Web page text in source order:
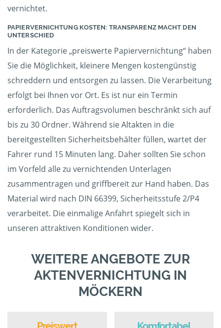
vernichtet.
PAPIERVERNICHTUNG KOSTEN: TRANSPARENZ MACHT DEN
UNTERSCHIED
In der Kategorie „preiswerte Papiervernichtung“ haben
Sie die Möglichkeit, kleinere Mengen kostengünstig
schreddern und entsorgen zu lassen. Die Verarbeitung
erfolgt bei Ihnen vor Ort. Es ist nur ein Termin
erforderlich. Das Auftragsvolumen beschränkt sich auf
bis zu 30 Ordner. Während sie Altakten in die
bereitgestellten Sicherheitsbehälter füllen, wartet der
Fahrer rund 15 Minuten lang. Daher sollten Sie schon
im Vorfeld alle zu vernichtenden Unterlagen
zusammentragen und griffbereit zur Hand haben. Das
Material wird nach DIN 66399, Sicherheitsstufe 2/P4
verarbeitet. Die einmalige Anfahrt spiegelt sich in
unseren attraktiven Konditionen wider.
WEITERE ANGEBOTE ZUR
AKTENVERNICHTUNG IN
MÖCKERN